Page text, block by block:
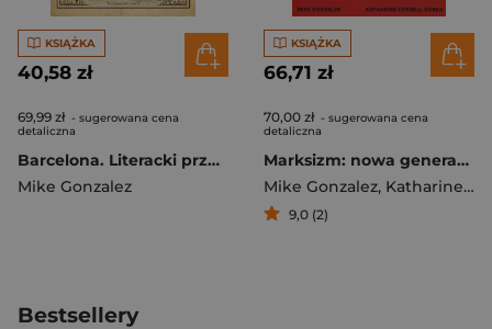
KSIĄŻKA
40,58 zł
69,99 zł - sugerowana cena
detaliczna
Barcelona. Literacki przewodnik dla podróżnych
Mike Gonzalez
KSIĄŻKA
66,71 zł
70,00 zł - sugerowana cena
detaliczna
Marksizm: nowa generacja. Jak z nim walczyć?
Mike Gonzalez, Katharine Gorka
9,0 (2)
Bestsellery